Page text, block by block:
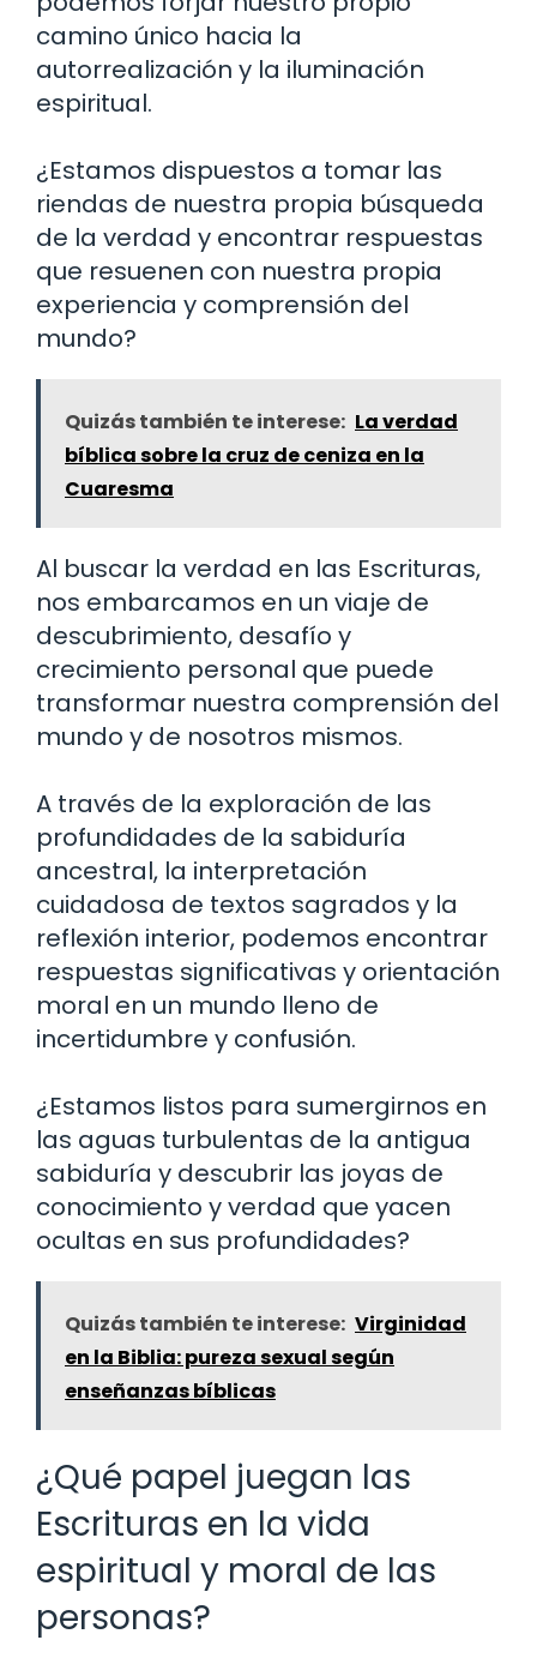
camino único hacia la
autorrealización y la iluminación
espiritual.
¿Estamos dispuestos a tomar las
riendas de nuestra propia búsqueda
de la verdad y encontrar respuestas
que resuenen con nuestra propia
experiencia y comprensión del
mundo?
Quizás también te interese: La verdad
bíblica sobre la cruz de ceniza en la
Cuaresma
Al buscar la verdad en las Escrituras,
nos embarcamos en un viaje de
descubrimiento, desafío y
crecimiento personal que puede
transformar nuestra comprensión del
mundo y de nosotros mismos.
A través de la exploración de las
profundidades de la sabiduría
ancestral, la interpretación
cuidadosa de textos sagrados y la
reflexión interior, podemos encontrar
respuestas significativas y orientación
moral en un mundo lleno de
incertidumbre y confusión.
¿Estamos listos para sumergirnos en
las aguas turbulentas de la antigua
sabiduría y descubrir las joyas de
conocimiento y verdad que yacen
ocultas en sus profundidades?
Quizás también te interese: Virginidad
en la Biblia: pureza sexual según
enseñanzas bíblicas
¿Qué papel juegan las
Escrituras en la vida
espiritual y moral de las
personas?